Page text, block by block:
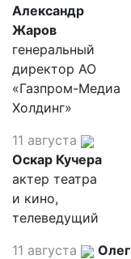
Александр
Жаров
генеральный
директор АО
«Газпром-Медиа
Холдинг»
11 августа
Оскар Кучера
актер театра
и кино,
телеведущий
11 августа
Олег